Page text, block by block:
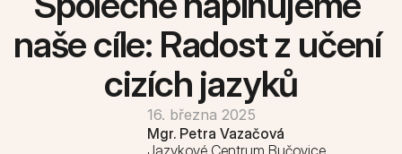
Kontakt
Rozvrh kurzů
naše cíle: Radost z učení
cizích jazyků
16. března 2025
Mgr. Petra Vazačová
Jazykové Centrum Bučovice